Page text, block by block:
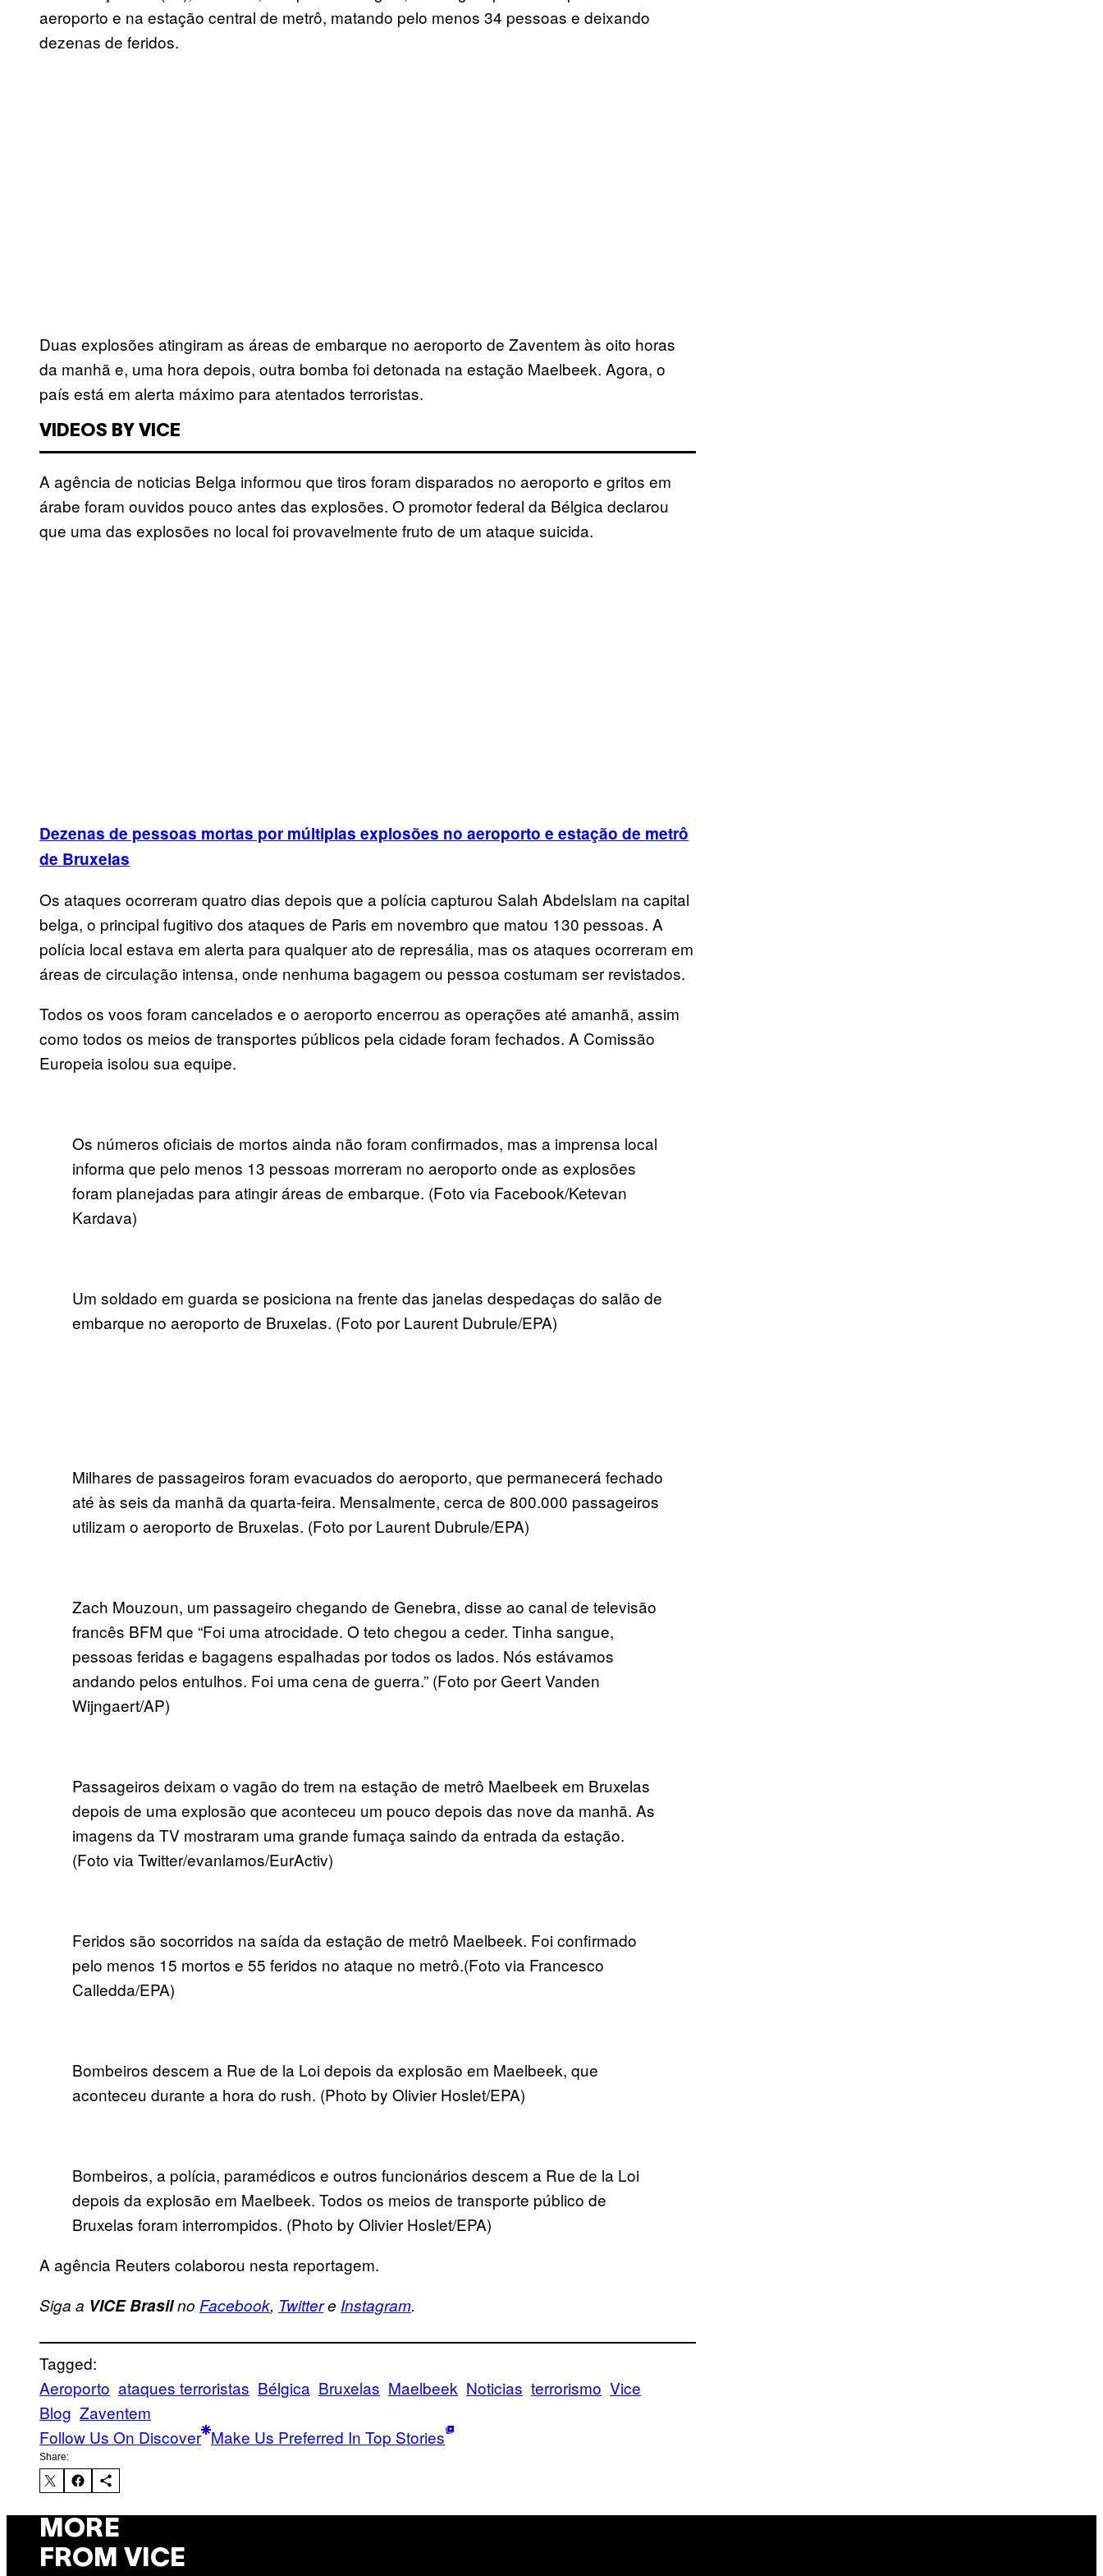
aeroporto e na estação central de metrô, matando pelo menos 34 pessoas e deixando
dezenas de feridos.
Duas explosões atingiram as áreas de embarque no aeroporto de Zaventem às oito horas
da manhã e, uma hora depois, outra bomba foi detonada na estação Maelbeek. Agora, o
país está em alerta máximo para atentados terroristas.
VIDEOS BY VICE
A agência de noticias Belga informou que tiros foram disparados no aeroporto e gritos em
árabe foram ouvidos pouco antes das explosões. O promotor federal da Bélgica declarou
que uma das explosões no local foi provavelmente fruto de um ataque suicida.
Dezenas de pessoas mortas por múltiplas explosões no aeroporto e estação de metrô
de Bruxelas
Os ataques ocorreram quatro dias depois que a polícia capturou Salah Abdelslam na capital
belga, o principal fugitivo dos ataques de Paris em novembro que matou 130 pessoas. A
polícia local estava em alerta para qualquer ato de represália, mas os ataques ocorreram em
áreas de circulação intensa, onde nenhuma bagagem ou pessoa costumam ser revistados.
Todos os voos foram cancelados e o aeroporto encerrou as operações até amanhã, assim
como todos os meios de transportes públicos pela cidade foram fechados. A Comissão
Europeia isolou sua equipe.
Os números oficiais de mortos ainda não foram confirmados, mas a imprensa local
informa que pelo menos 13 pessoas morreram no aeroporto onde as explosões
foram planejadas para atingir áreas de embarque. (Foto via Facebook/Ketevan
Kardava)
Um soldado em guarda se posiciona na frente das janelas despedaças do salão de
embarque no aeroporto de Bruxelas. (Foto por Laurent Dubrule/EPA)
Milhares de passageiros foram evacuados do aeroporto, que permanecerá fechado
até às seis da manhã da quarta-feira. Mensalmente, cerca de 800.000 passageiros
utilizam o aeroporto de Bruxelas. (Foto por Laurent Dubrule/EPA)
Zach Mouzoun, um passageiro chegando de Genebra, disse ao canal de televisão
francês BFM que “Foi uma atrocidade. O teto chegou a ceder. Tinha sangue,
pessoas feridas e bagagens espalhadas por todos os lados. Nós estávamos
andando pelos entulhos. Foi uma cena de guerra.” (Foto por Geert Vanden
Wijngaert/AP)
Passageiros deixam o vagão do trem na estação de metrô Maelbeek em Bruxelas
depois de uma explosão que aconteceu um pouco depois das nove da manhã. As
imagens da TV mostraram uma grande fumaça saindo da entrada da estação.
(Foto via Twitter/evanlamos/EurActiv)
Feridos são socorridos na saída da estação de metrô Maelbeek. Foi confirmado
pelo menos 15 mortos e 55 feridos no ataque no metrô.(Foto via Francesco
Calledda/EPA)
Bombeiros descem a Rue de la Loi depois da explosão em Maelbeek, que
aconteceu durante a hora do rush. (Photo by Olivier Hoslet/EPA)
Bombeiros, a polícia, paramédicos e outros funcionários descem a Rue de la Loi
depois da explosão em Maelbeek. Todos os meios de transporte público de
Bruxelas foram interrompidos. (Photo by Olivier Hoslet/EPA)
A agência Reuters colaborou nesta reportagem.
Siga a VICE Brasilno Facebook, Twittere Instagram.
Tagged:
Aeroporto ataques terroristas Bélgica Bruxelas Maelbeek Noticias terrorismo Vice
Blog Zaventem
Follow Us On Discover Make Us Preferred In Top Stories
Share:
MORE
FROM VICE